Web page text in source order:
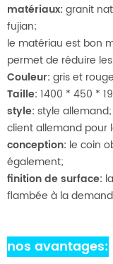
matériaux:granit
fujian;
le matériau est bon
permet de réduire
Couleur:gris et
Taille:1400 * 450 *
style:style
client allemand pour
conception: le coin
également;
finition de surface:
flambée à la
nos avantages: